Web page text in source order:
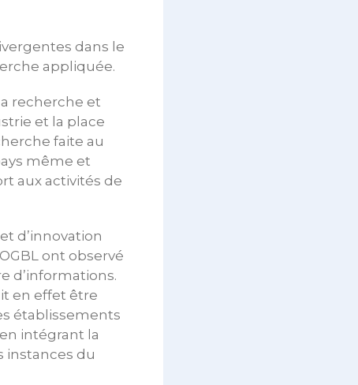
dans le
appliquée.
recherche et
et la place
faite au
même et
aux activités de
d’innovation
ont observé
d’informations.
en effet être
établissements
intégrant la
instances du